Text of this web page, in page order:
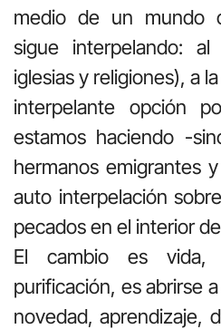
medio de un mundo
sigue interpelando:
iglesias y religiones), a
interpelante opción
estamos haciendo -
hermanos emigrantes
auto interpelación
pecados en el interior
El cambio es vida,
purificación, es abrirse
novedad, aprendizaje,